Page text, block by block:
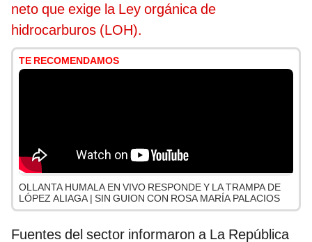
neto que exige la Ley orgánica de
hidrocarburos (LOH).
TE RECOMENDAMOS
OLLANTA HUMALA EN VIVO RESPONDE Y LA TRAMPA DE
LÓPEZ ALIAGA | SIN GUION CON ROSA MARÍA PALACIOS
Fuentes del sector informaron a La República